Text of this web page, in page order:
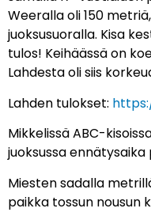
Weeralla oli 150
juoksusuoralla. Kisa
tulos! Keihäässä on
Lahdesta oli siis
Lahden tulokset:
Mikkelissä ABC-
juoksussa ennätysaika
Miesten sadalla
paikka tossun nousun